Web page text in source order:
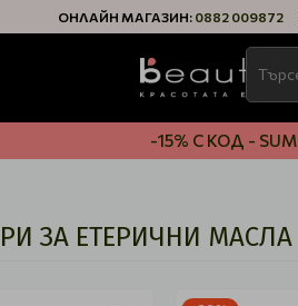
ОНЛАЙН МАГАЗИН: 0882 009872
-15% С КОД -
ЗА ЕТЕРИЧНИ МАСЛА